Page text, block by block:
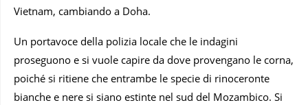
Vietnam, cambiando a Doha.
Un portavoce della polizia locale che le indagini
proseguono e si vuole capire da dove provengano le corna,
poiché si ritiene che entrambe le specie di rinoceronte
bianche e nere si siano estinte nel sud del Mozambico. Si